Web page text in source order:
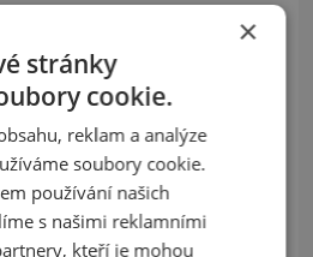
×
stránky
cookie.
reklam a analýze
soubory cookie.
používání našich
s našimi reklamními
kteří je mohou